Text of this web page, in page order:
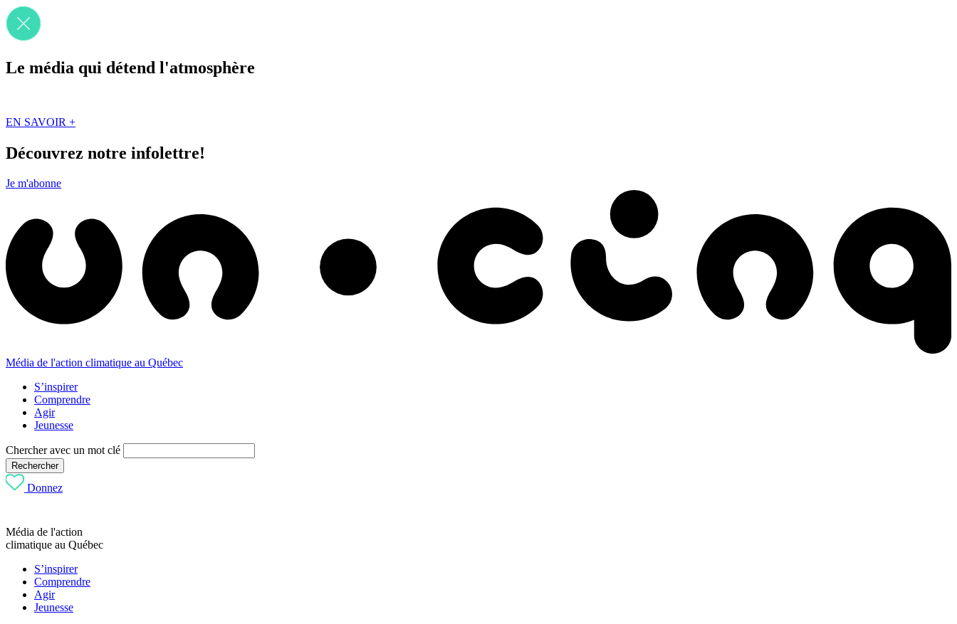
Le média qui détend l'atmosphère
EN SAVOIR +
Découvrez notre infolettre!
Je m'abonne
Média de l'action climatique au Québec
S’inspirer
Comprendre
Agir
Jeunesse
Chercher avec un mot clé
Rechercher
Donnez
Média de l'action
climatique au Québec
S’inspirer
Comprendre
Agir
Jeunesse